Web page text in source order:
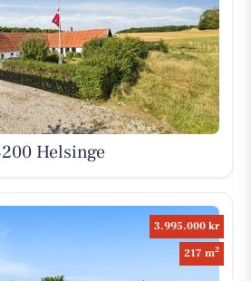
Helsinge
3.995.000 kr
217 m2